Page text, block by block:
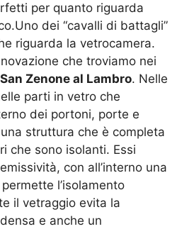
per quanto riguarda
dei “cavalli di battagli”
riguarda la vetrocamera.
che troviamo nei
Zenone al Lambro. Nelle
parti in vetro che
dei portoni, porte e
struttura che è completa
che sono isolanti. Essi
con all’interno una
l’isolamento
il vetraggio evita la
e anche un